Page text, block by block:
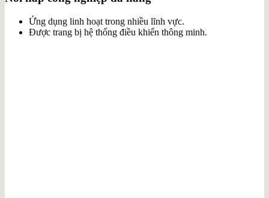
Ứng dụng linh hoạt trong nhiều lĩnh vực.
Được trang bị hệ thống điều khiển thông minh.